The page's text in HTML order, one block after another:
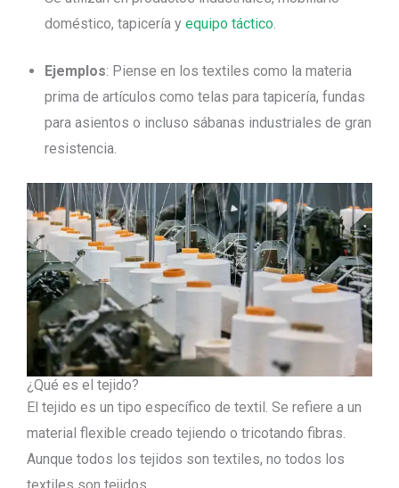
doméstico, tapicería y equipo táctico.
Ejemplos: Piense en los textiles como la materia
prima de artículos como telas para tapicería, fundas
para asientos o incluso sábanas industriales de gran
resistencia.
¿Qué es el tejido?
El tejido es un tipo específico de textil. Se refiere a un
material flexible creado tejiendo o tricotando fibras.
Aunque todos los tejidos son textiles, no todos los